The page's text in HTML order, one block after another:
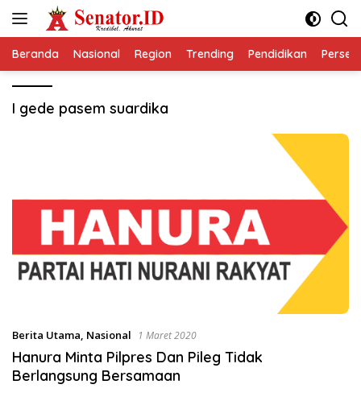
Beranda Nasional Region Trending Pendidikan
I gede pasem suardika
Berita Utama, Nasional 1 Maret 2020
Hanura Minta Pilpres Dan Pileg Tidak
Berlangsung Bersamaan